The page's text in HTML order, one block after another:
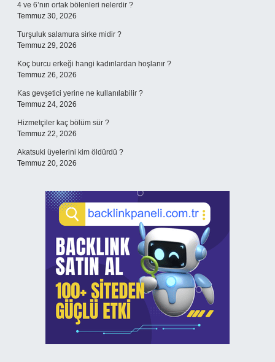
4 ve 6’nın ortak bölenleri nelerdir ?
Temmuz 30, 2026
Turşuluk salamura sirke midir ?
Temmuz 29, 2026
Koç burcu erkeği hangi kadınlardan hoşlanır ?
Temmuz 26, 2026
Kas gevşetici yerine ne kullanılabilir ?
Temmuz 24, 2026
Hizmetçiler kaç bölüm sür ?
Temmuz 22, 2026
Akatsuki üyelerini kim öldürdü ?
Temmuz 20, 2026